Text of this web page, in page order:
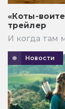
«Коты-
трейлер
И когда там
Новости